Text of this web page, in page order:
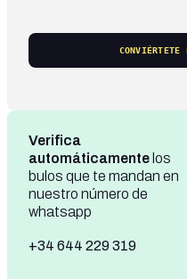
CONVIÉRTETE
Verifica
automáticamente los
bulos que te mandan en
nuestro número de
whatsapp
+34 644 229 319